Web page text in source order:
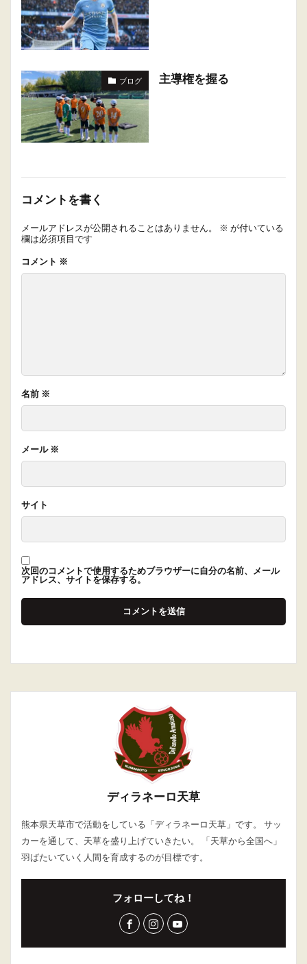
ブログ 主導権を握る
コメントを書く
メールアドレスが公開されることはありません。 ※ が付いている
欄は必須項目です
コメント ※
名前 ※
メール ※
サイト
次回のコメントで使用するためブラウザーに自分の名前、メール
アドレス、サイトを保存する。
ディラネーロ天草
熊本県天草市で活動をしている「ディラネーロ天草」です。 サッ
カーを通して、天草を盛り上げていきたい。 「天草から全国へ」
羽ばたいていく人間を育成するのが目標です。
フォローしてね！